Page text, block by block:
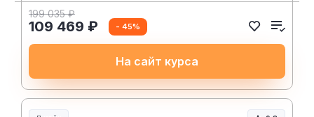
199 035 ₽
109 469 ₽ - 45%
На сайт курса